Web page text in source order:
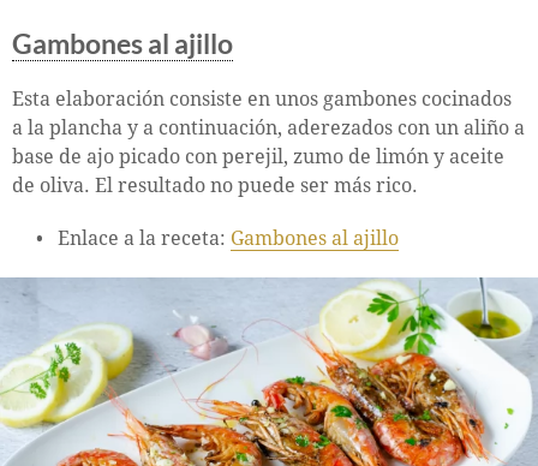
Gambones al ajillo
Esta elaboración consiste en unos gambones cocinados
a la plancha y a continuación, aderezados con un aliño a
base de ajo picado con perejil, zumo de limón y aceite
de oliva. El resultado no puede ser más rico.
Enlace a la receta: Gambones al ajillo